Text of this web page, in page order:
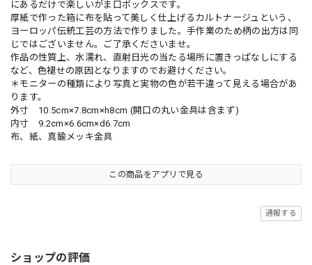
にあるだけで楽しいがま口ボックスです。
厚紙で作った箱に布を貼って美しく仕上げるカルトナージュという、
ヨーロッパ伝統工芸の方法で作りました。手作業のため柄の出方は同
じではございません。ご了承くださいませ。
作品の性質上、水濡れ、直射日光の当たる場所に置きっぱなしにする
など、色褪せの原因となりますのでお避けください。
＊モニターの種類により写真と実物の色が若干違って見える場合があ
ります。
外寸 10.5cm×7.8cm×h8cm (開口の丸い金具は含まず)
内寸 9.2cm×6.6cm×d6.7cm
布、紙、真鍮メッキ金具
この商品をアプリで見る
通報する
ショップの評価